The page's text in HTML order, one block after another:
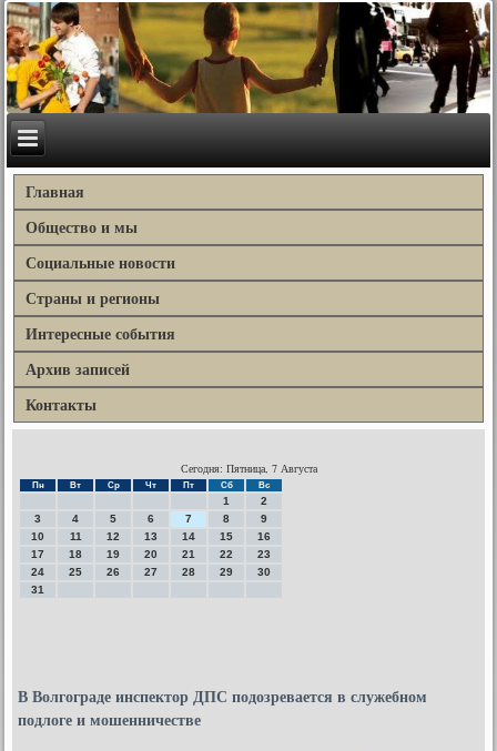
Главная
Общество и мы
Социальные новости
Страны и регионы
Интересные события
Архив записей
Контакты
Сегодня: Пятница, 7 Августа
Пн Вт Ср Чт Пт Сб Вс
1
2
3
4 5 6 7 8
9
10
11 12 13 14 15
16
17
18 19 20 21 22
23
24
25 26 27 28 29
30
31
В Волгограде инспектор ДПС подозревается в служебном
подлоге и мошенничестве